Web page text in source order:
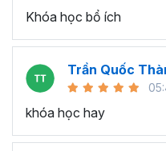
Khóa học bổ ích
Trần Quốc
khóa học hay